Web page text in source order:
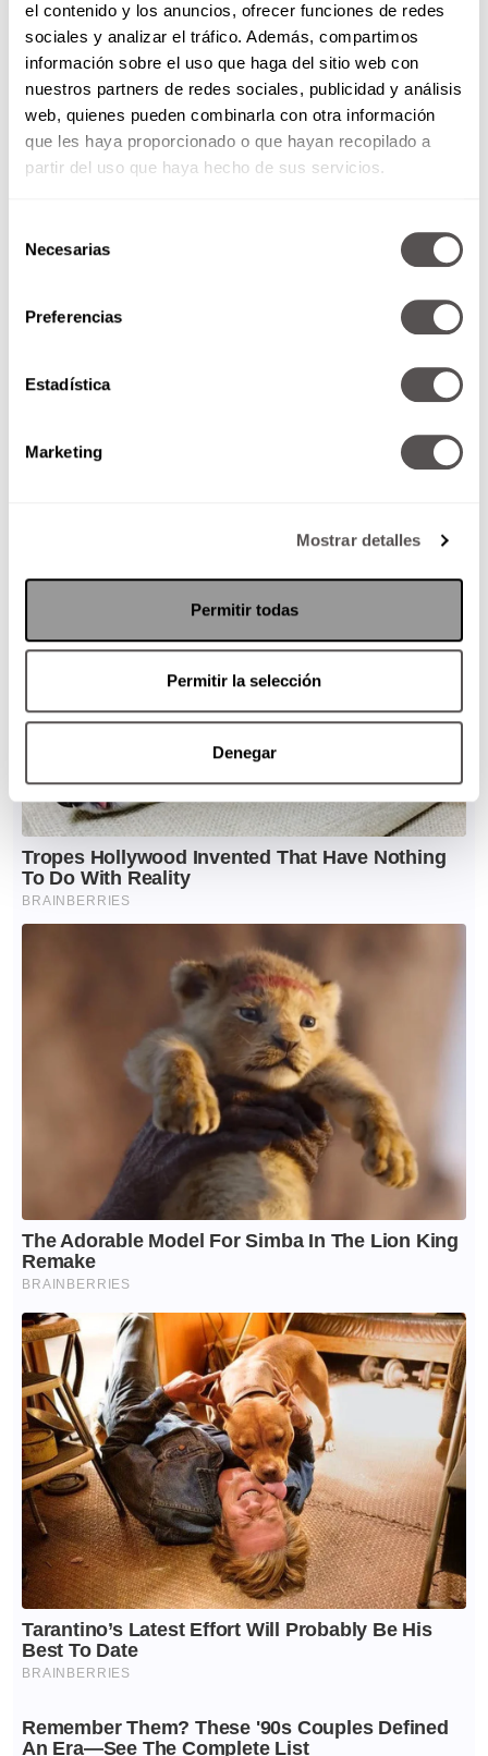
el contenido y los anuncios, ofrecer funciones de redes
sociales y analizar el tráfico. Además, compartimos
información sobre el uso que haga del sitio web con
nuestros partners de redes sociales, publicidad y análisis
web, quienes pueden combinarla con otra información
que les haya proporcionado o que hayan recopilado a
partir del uso que haya hecho de sus servicios.
Necesarias
Preferencias
Estadística
Marketing
Mostrar detalles
Permitir todas
Permitir la selección
Denegar